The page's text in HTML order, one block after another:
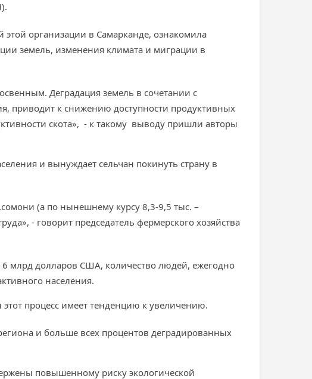
организации в Самарканде, ознакомила
земель, изменения климата и миграции в
Деградация земель в сочетании с
приводит к снижению доступности продуктивных
скота», - к такому выводу пришли авторы
и вынуждает сельчан покинуть страну в
(а по нынешнему курсу 8,3-9,5 тыс. –
- говорит председатель фермерского хозяйства
млрд долларов США, количество людей, ежегодно
населения.
процесс имеет тенденцию к увеличению.
и больше всех процентов деградированных
повышенному риску экологической